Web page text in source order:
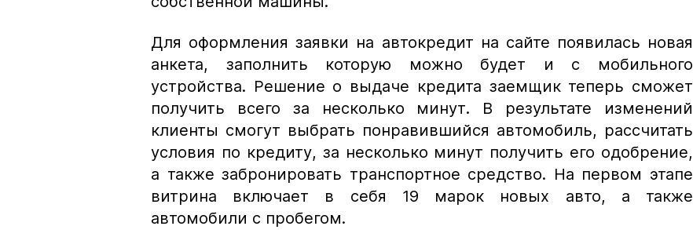
Для оформления заявки на автокредит на сайте появилась новая
анкета, заполнить которую можно будет и с мобильного
устройства. Решение о выдаче кредита заемщик теперь сможет
получить всего за несколько минут. В результате изменений
клиенты смогут выбрать понравившийся автомобиль, рассчитать
условия по кредиту, за несколько минут получить его одобрение,
а также забронировать транспортное средство. На первом этапе
витрина включает в себя 19 марок новых авто, а также
автомобили с пробегом.